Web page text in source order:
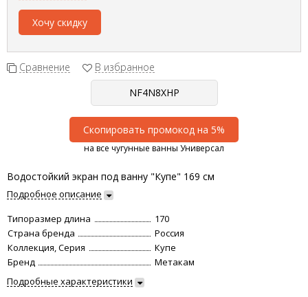
Хочу скидку
Сравнение В избранное
Скопировать промокод на 5%
на все чугунные ванны Универсал
Водостойкий экран под ванну "Купе" 169 см
Подробное описание
Типоразмер длина
170
Страна бренда
Россия
Коллекция, Серия
Купе
Бренд
Метакам
Подробные характеристики